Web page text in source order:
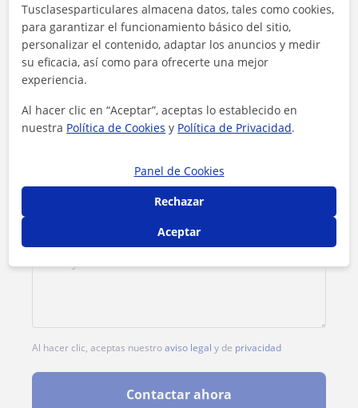
Tarifa 15€/h
1ª clase gratis
Al hacer clic, aceptas nuestroaviso legal y de privacidad
Contactar ahora
Tusclasesparticulares almacena datos, tales como cookies,
para garantizar el funcionamiento básico del sitio,
personalizar el contenido, adaptar los anuncios y medir
su eficacia, así como para ofrecerte una mejor
experiencia.
Al hacer clic en “Aceptar”, aceptas lo establecido en
nuestra Política de Cookies y Política de Privacidad.
Panel de Cookies
Rechazar
Aceptar